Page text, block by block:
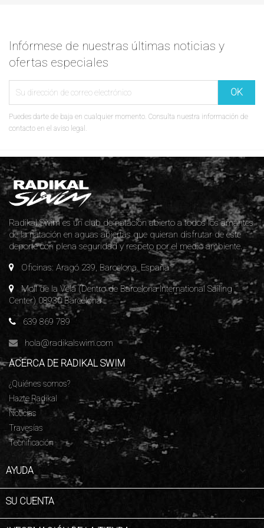
Infórmese de nuestras últimas noticias y
ofertas especiales
Puedes darte de baja en cualquier momento. Consulta nuestra información de
contacto en el aviso legal.
Radikal Swim es un club de natación abierto a todos los amantes
de la natación en aguas abiertas que quieran disfrutar de este
deporte con plena seguridad y respeto por el medio ambiente.
Oficinas: Aragó 239, Barcelona. España
Moll de la Vela (Dentro de Barcelona International Sailing
Center) 08930 Barcelona
639 869 789
hola@radikalswim.com
ACERCA DE RADIKAL SWIM
¿Quiénes somos?
Hazte Radikal
Noticias
Travesías
Tecnificación
AYUDA 
SU CUENTA 